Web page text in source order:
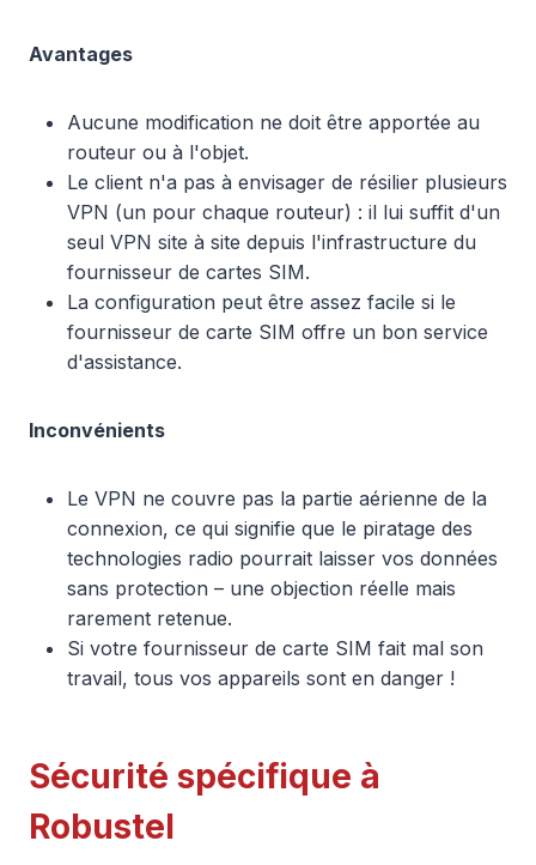
Avantages
Aucune modification ne doit être apportée au
routeur ou à l'objet.
Le client n'a pas à envisager de résilier plusieurs
VPN (un pour chaque routeur) : il lui suffit d'un
seul VPN site à site depuis l'infrastructure du
fournisseur de cartes SIM.
La configuration peut être assez facile si le
fournisseur de carte SIM offre un bon service
d'assistance.
Inconvénients
Le VPN ne couvre pas la partie aérienne de la
connexion, ce qui signifie que le piratage des
technologies radio pourrait laisser vos données
sans protection – une objection réelle mais
rarement retenue.
Si votre fournisseur de carte SIM fait mal son
travail, tous vos appareils sont en danger !
Sécurité spécifique à
Robustel